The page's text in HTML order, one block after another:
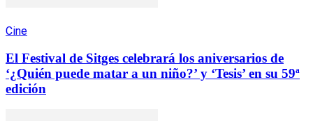
Cine
El Festival de Sitges celebrará los aniversarios de
‘¿Quién puede matar a un niño?’ y ‘Tesis’ en su 59ª
edición